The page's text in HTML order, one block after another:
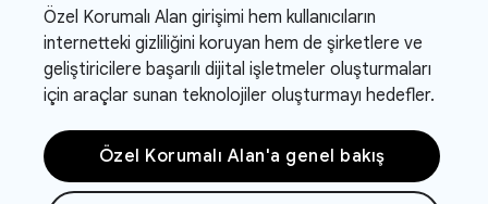
Özel Korumalı Alan girişimi hem kullanıcıların
internetteki gizliliğini koruyan hem de şirketlere ve
geliştiricilere başarılı dijital işletmeler oluşturmaları
için araçlar sunan teknolojiler oluşturmayı hedefler.
Özel Korumalı Alan'a genel bakış